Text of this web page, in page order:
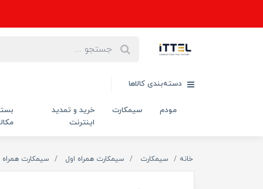
دسته‌بندی کالاها
مودم سیمکارت
خرید و تمدید
اینترنت
خانه سیمکارت سیمکارت همراه اول سیمکارت همراه